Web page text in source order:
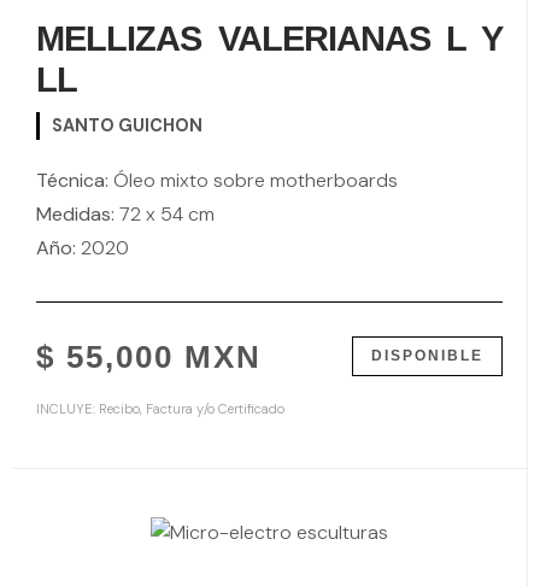
MELLIZAS VALERIANAS L Y
LL
SANTO GUICHON
Técnica: Óleo mixto sobre motherboards
Medidas: 72 x 54 cm
Año: 2020
$ 55,000 MXN DISPONIBLE
INCLUYE: Recibo, Factura y/o Certificado